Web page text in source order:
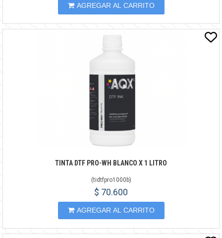
AGREGAR AL CARRITO
TINTA DTF PRO-WH BLANCO X 1 LITRO
(tidtfpro1000b)
$ 70.600
AGREGAR AL CARRITO